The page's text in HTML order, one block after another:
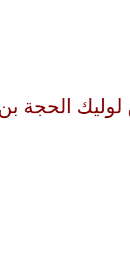
بن الحسن